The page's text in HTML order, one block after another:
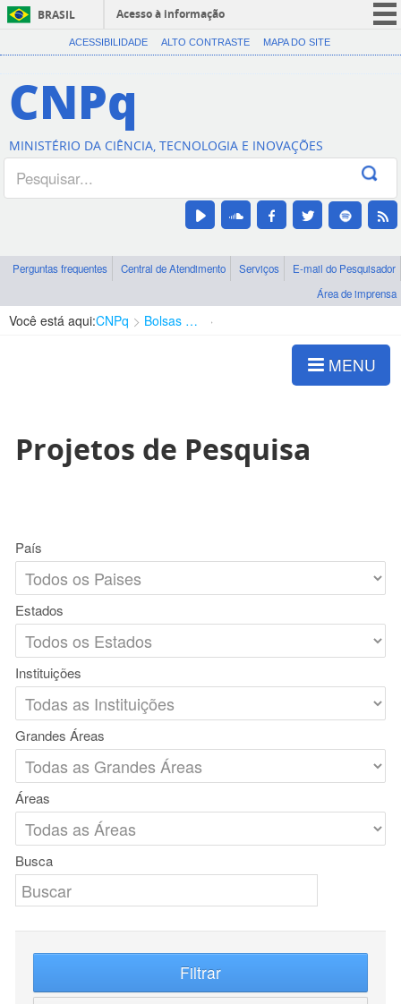
BRASIL
Acesso à informação
CORONAVÍRUS (COVID-19)
Canais
ACESSIBILIDADE ALTO CONTRASTE MAPA DO SITE
CNPq
MINISTÉRIO DA CIÊNCIA, TECNOLOGIA E INOVAÇÕES
Perguntas frequentes Central de Atendimento Serviços
E-mail do Pesquisador
Área de imprensa
Você está aqui:CNPq Bolsas e Auxílios Vigentes
MENU
Projetos de Pesquisa
País
Estados
Instituições
Grandes Áreas
Áreas
Busca
Filtrar